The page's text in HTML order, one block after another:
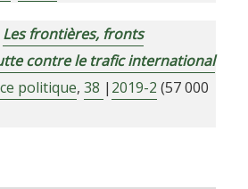
Les frontières, fronts
contre le trafic international
politique, 38 | 2019-2 (57 000